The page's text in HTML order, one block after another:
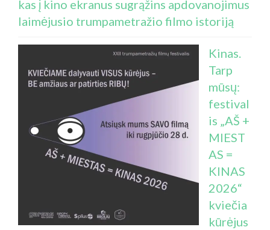
kas į kino ekranus sugrąžins apdovanojimus
laimėjusio trumpametražio filmo istoriją
Kinas.
Tarp
mūsų:
festival
is „AŠ +
MIEST
AS =
KINAS
2026“
kviečia
kūrėjus